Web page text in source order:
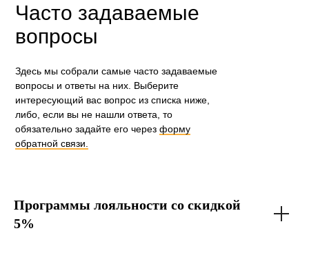
Часто задаваемые
вопросы
Здесь мы собрали самые часто задаваемые
вопросы и ответы на них. Выберите
интересующий вас вопрос из списка ниже,
либо, если вы не нашли ответа, то
обязательно задайте его черезформу
обратной связи.
Программы лояльности со скидкой
5%